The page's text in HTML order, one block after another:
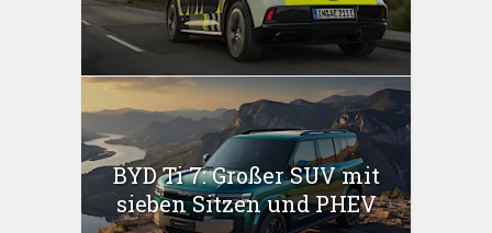
BYD Ti 7: Großer SUV mit
sieben Sitzen und PHEV